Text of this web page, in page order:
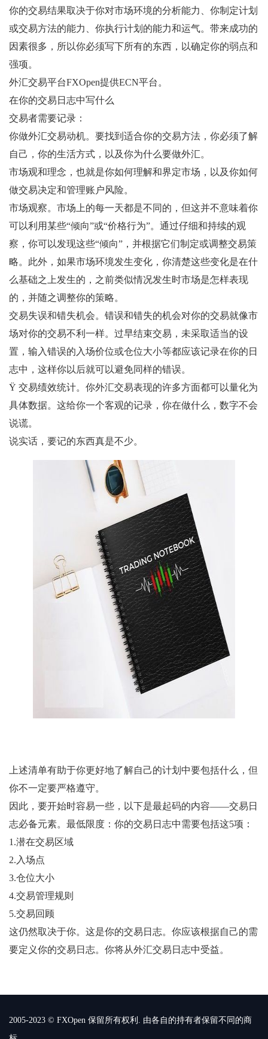
你的交易结果取决于你对市场环境的分析能力、你制定计划
或交易方法的能力、你执行计划的能力和运气。带来成功的
因素很多，所以你必须写下所有的东西，以确定你的弱点和
强项。
外汇交易平台FXOpen提供ECN平台。
在你的交易日志中写什么
交易者需要记录：
你做外汇交易动机。要找到适合你的交易方法，你必须了解
自己，你的生活方式，以及你为什么要做外汇。
市场观和理念，也就是你如何理解和界定市场，以及你如何
做交易决定和管理账户风险。
市场观察。市场上的每一天都是不同的，但这并不意味着你
可以利用某些“倾向”或“价格行为”。通过仔细和持续的观
察，你可以发现这些“倾向”，并根据它们制定或调整交易策
略。此外，如果市场环境发生变化，你清楚这些变化是在什
么基础之上发生的，之前类似情况发生时市场是怎样表现
的，并随之调整你的策略。
交易失误和错失机会。错误和错失的机会对你的交易就像市
场对你的交易不利一样。过早结束交易，未采取适当的设
置，输入错误的入场价位或仓位大小等都应该记录在你的日
志中，这样你以后就可以避免同样的错误。
Ÿ 交易绩效统计。你外汇交易表现的许多方面都可以量化为
具体数据。这给你一个客观的记录，你在做什么，数字不会
说谎。
说实话，要记的东西真是不少。
上述清单有助于你更好地了解自己的计划中要包括什么，但
你不一定要严格遵守。
因此，要开始时容易一些，以下是最起码的内容——交易日
志必备元素。最低限度：你的交易日志中需要包括这5项：
1.潜在交易区域
2.入场点
3.仓位大小
4.交易管理规则
5.交易回顾
这仍然取决于你。这是你的交易日志。你应该根据自己的需
要定义你的交易日志。你将从外汇交易日志中受益。
2005-2023 © FXOpen 保留所有权利. 由各自的持有者保留不同的商